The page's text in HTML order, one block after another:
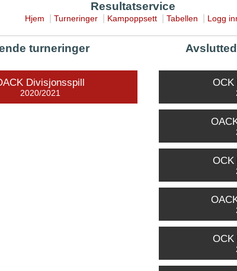
Resultatservice
Hjem Turneringer Kampoppsett Tabellen Logg
turneringer
Divisjonsspill
2020/2021
OCK
OCK
OCK